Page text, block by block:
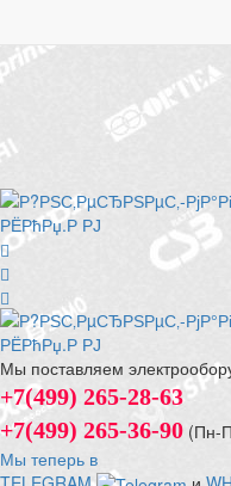
Мы поставляем
+7(499) 265-28-63
+7(499) 265-36-90 (Пн-
Мы теперь в